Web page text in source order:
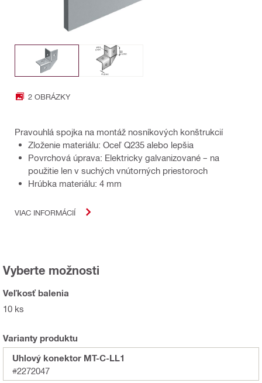
2 OBRÁZKY
Pravouhlá spojka na montáž nosníkových konštrukcií
Zloženie materiálu: Oceľ Q235 alebo lepšia
Povrchová úprava: Elektricky galvanizované – na
použitie len v suchých vnútorných priestoroch
Hrúbka materiálu: 4 mm
VIAC INFORMÁCIÍ
Vyberte možnosti
Veľkosť balenia
10 ks
Varianty produktu
Uhlový konektor MT-C-LL1
#2272047